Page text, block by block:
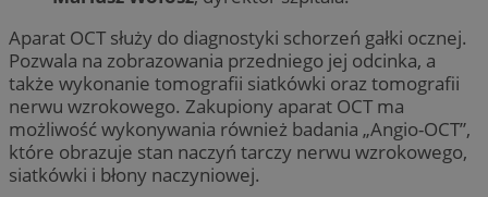
Aparat OCT służy do diagnostyki schorzeń gałki ocznej.
Pozwala na zobrazowania przedniego jej odcinka, a
także wykonanie tomografii siatkówki oraz tomografii
nerwu wzrokowego. Zakupiony aparat OCT ma
możliwość wykonywania również badania „Angio-OCT”,
które obrazuje stan naczyń tarczy nerwu wzrokowego,
siatkówki i błony naczyniowej.